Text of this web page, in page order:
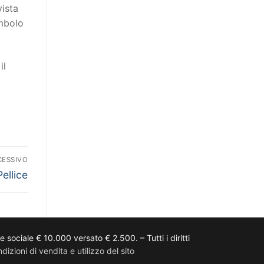
sociale € 10.000 versato € 2.500. – Tutti i diritti
di vendita e utilizzo del sito